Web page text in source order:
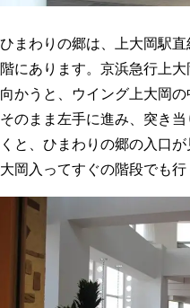
ひまわりの郷は、上大岡駅
階にあります。京浜急行上
向かうと、ウイング上大岡の
そのまま左手に進み、突き
くと、ひまわりの郷の入口
大岡入ってすぐの階段でも行